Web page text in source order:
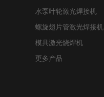
水泵叶轮激光焊接机
螺旋翅片管激光焊接机
模具激光烧焊机
更多产品